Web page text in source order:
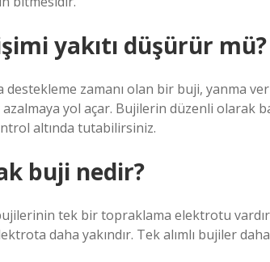
yakıtı düşürür mü?
destekleme zamanı olan bir buji, yanma
yol açar. Bujilerin düzenli olarak
altında tutabilirsiniz.
buji nedir?
tek bir topraklama elektrotu
daha yakındır. Tek alımlı bujiler